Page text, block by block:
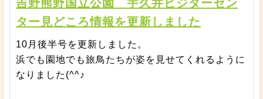
吉野熊野国立公園 宇久井ビジターセン
ター見どころ情報を更新しました
10月後半号を更新しました。
浜でも園地でも旅鳥たちが姿を見せてくれるように
なりました(^^♪